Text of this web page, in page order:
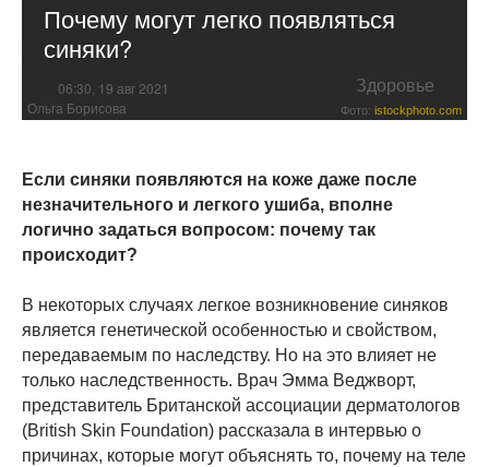
Почему могут легко появляться
синяки?
06:30, 19 авг 2021 Здоровье
Ольга Борисова Фото: istockphoto.com
Если синяки появляются на коже даже после
незначительного и легкого ушиба, вполне
логично задаться вопросом: почему так
происходит?
В некоторых случаях легкое возникновение синяков
является генетической особенностью и свойством,
передаваемым по наследству. Но на это влияет не
только наследственность. Врач Эмма Веджворт,
представитель Британской ассоциации дерматологов
(British Skin Foundation) рассказала в интервью о
причинах, которые могут объяснять то, почему на теле